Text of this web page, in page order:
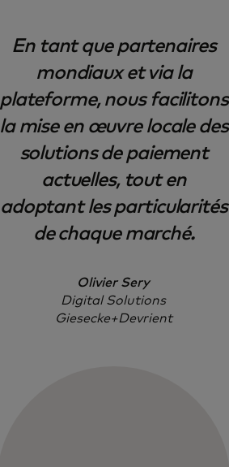
En tant que partenaires
mondiaux et via la
plateforme, nous facilitons
la mise en œuvre locale des
solutions de paiement
actuelles, tout en
adoptant les particularités
de chaque marché.
Olivier Sery
Digital Solutions
Giesecke+Devrient